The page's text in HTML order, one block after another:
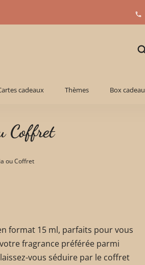
cadeaux Thèmes Box
Coffret
ou Coffret
format 15 ml, parfaits pour vous
fragrance préférée parmi
vous séduire par le coffret